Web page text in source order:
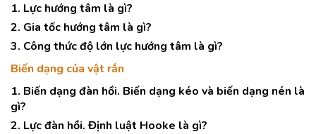
1. Lực hướng tâm là gì?
2. Gia tốc hướng tâm là gì?
3. Công thức độ lớn lực hướng tâm là gì?
Biến dạng của vật rắn
1. Biến dạng đàn hồi. Biến dạng kéo và biến dạng nén là
gì?
2. Lực đàn hồi. Định luật Hooke là gì?